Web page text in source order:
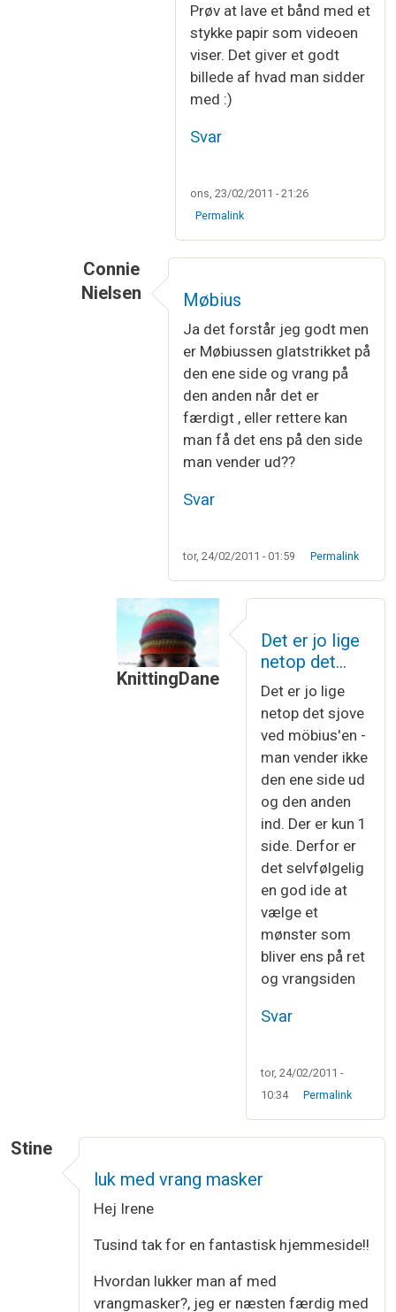
Prøv at lave et bånd med et
stykke papir som videoen
viser. Det giver et godt
billede af hvad man sidder
med :)
Svar
ons, 23/02/2011 - 21:26
Permalink
Connie
Nielsen
Møbius
Ja det forstår jeg godt men
er Møbiussen glatstrikket på
den ene side og vrang på
den anden når det er
færdigt , eller rettere kan
man få det ens på den side
man vender ud??
Svar
tor, 24/02/2011 - 01:59 Permalink
KnittingDane
afConnie Nielsen
Det er jo lige
netop det…
Det er jo lige
netop det sjove
ved möbius'en -
man vender ikke
den ene side ud
og den anden
ind. Der er kun 1
side. Derfor er
det selvfølgelig
en god ide at
vælge et
mønster som
bliver ens på ret
og vrangsiden
Svar
tor, 24/02/2011 -
10:34
Permalink
Stine
luk med vrang masker
Hej Irene
Tusind tak for en fantastisk hjemmeside!!
Hvordan lukker man af med
vrangmasker?, jeg er næsten færdig med